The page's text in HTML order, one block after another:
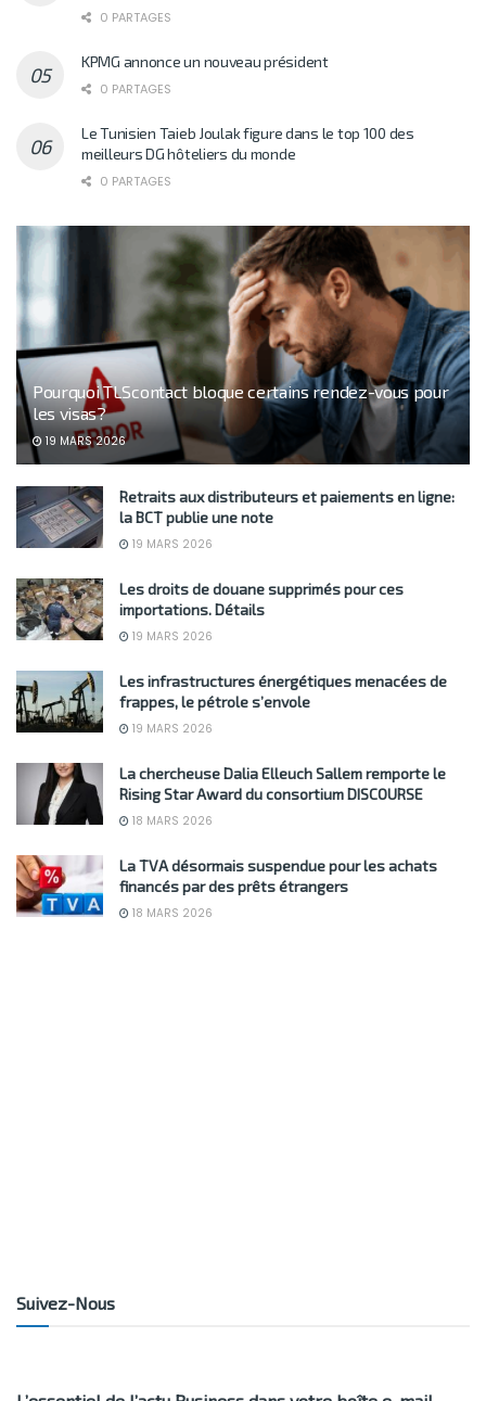
0 PARTAGES
KPMG annonce un nouveau président
0 PARTAGES
Le Tunisien Taieb Joulak figure dans le top 100 des
meilleurs DG hôteliers du monde
0 PARTAGES
Pourquoi TLScontact bloque certains rendez-vous pour
les visas?
19 MARS 2026
Retraits aux distributeurs et paiements en ligne:
la BCT publie une note
19 MARS 2026
Les droits de douane supprimés pour ces
importations. Détails
19 MARS 2026
Les infrastructures énergétiques menacées de
frappes, le pétrole s’envole
19 MARS 2026
La chercheuse Dalia Elleuch Sallem remporte le
Rising Star Award du consortium DISCOURSE
18 MARS 2026
La TVA désormais suspendue pour les achats
financés par des prêts étrangers
18 MARS 2026
Suivez-Nous